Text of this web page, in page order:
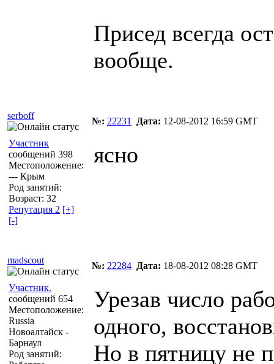
Присед всегда
вообще.
serboff
№: 22231 Дата: 12-08-2012 16:59 GMT
Участник
сообщений 398
Местоположение:
--- Крым
Род занятий:
Возраст: 32
Репутация 2 [+]
[-]
ясно
madscout
№: 22284 Дата: 18-08-2012 08:28 GMT
Участник.
сообщений 654
Местоположение:
Russia
Новоалтайск -
Барнаул
Род занятий:
Урезав число
одного,
Но в пятницу не